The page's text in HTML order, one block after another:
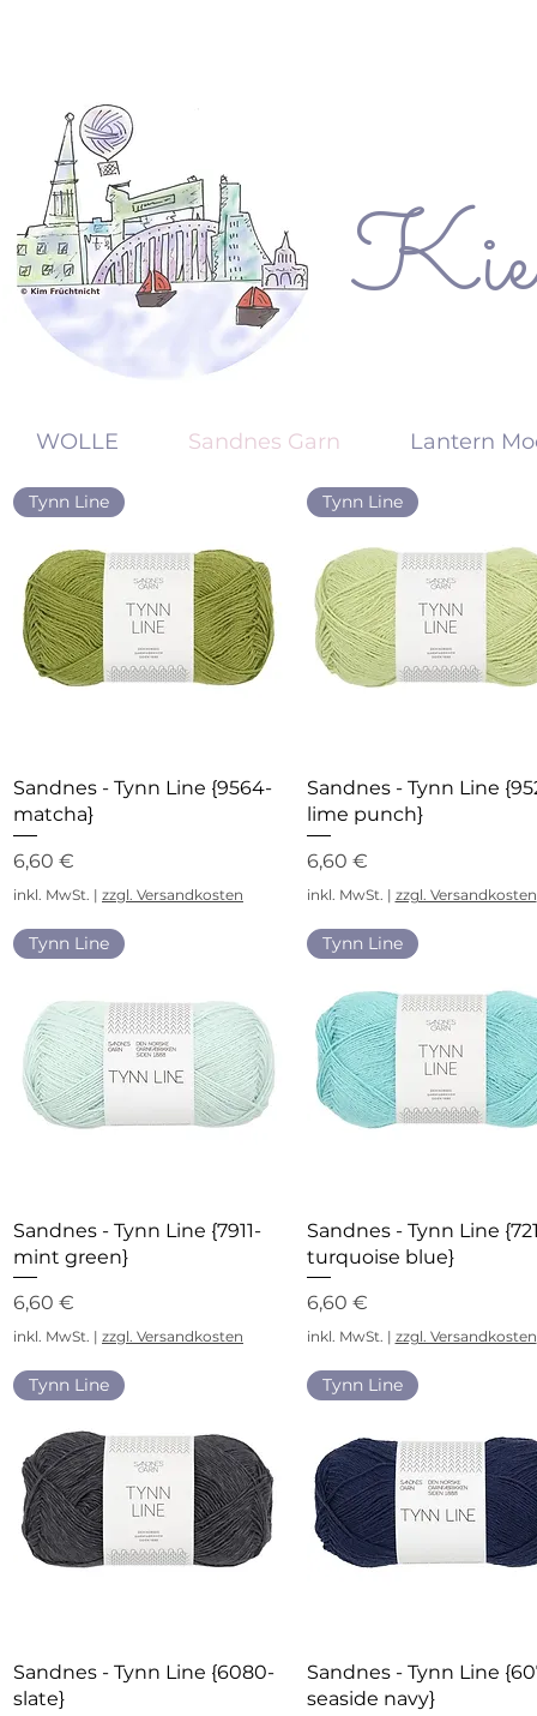
KW
WOLLE Sandnes Garn Lantern
Schnellansicht
Tynn Line
Sandnes - Tynn Line {9564-
matcha}
Preis
6,60 €
inkl. MwSt. | zzgl. Versandkosten
Schnellansicht
Tynn Line
Sandnes - Tynn Line
lime punch}
Preis
6,60 €
inkl. MwSt. | zzgl. Versandkosten
Schnellansicht
Tynn Line
Sandnes - Tynn Line {7911-
mint green}
Preis
6,60 €
inkl. MwSt. | zzgl. Versandkosten
Schnellansicht
Tynn Line
Sandnes - Tynn Line
turquoise blue}
Preis
6,60 €
inkl. MwSt. | zzgl. Versandkosten
Schnellansicht
Tynn Line
Sandnes - Tynn Line {6080-
slate}
Schnellansicht
Tynn Line
Sandnes - Tynn Line
seaside navy}